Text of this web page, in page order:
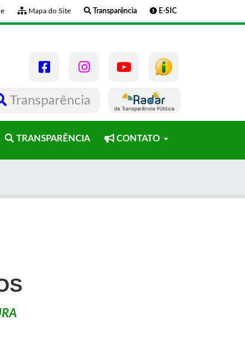
Mapa do Site Transparência E-SIC
Transparência
TRANSPARÊNCIA CONTATO